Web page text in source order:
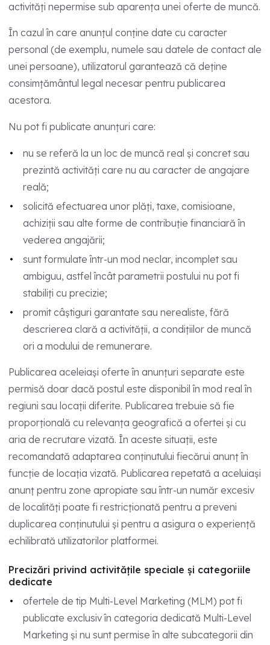
activități nepermise sub aparența unei oferte de muncă.
În cazul în care anunțul conține date cu caracter
personal (de exemplu, numele sau datele de contact ale
unei persoane), utilizatorul garantează că deține
consimțământul legal necesar pentru publicarea
acestora.
Nu pot fi publicate anunțuri care:
nu se referă la un loc de muncă real și concret sau
prezintă activități care nu au caracter de angajare
reală;
solicită efectuarea unor plăți, taxe, comisioane,
achiziții sau alte forme de contribuție financiară în
vederea angajării;
sunt formulate într-un mod neclar, incomplet sau
ambiguu, astfel încât parametrii postului nu pot fi
stabiliți cu precizie;
promit câștiguri garantate sau nerealiste, fără
descrierea clară a activității, a condițiilor de muncă
ori a modului de remunerare.
Publicarea aceleiași oferte în anunțuri separate este
permisă doar dacă postul este disponibil în mod real în
regiuni sau locații diferite. Publicarea trebuie să fie
proporțională cu relevanța geografică a ofertei și cu
aria de recrutare vizată. În aceste situații, este
recomandată adaptarea conținutului fiecărui anunț în
funcție de locația vizată. Publicarea repetată a aceluiași
anunț pentru zone apropiate sau într-un număr excesiv
de localități poate fi restricționată pentru a preveni
duplicarea conținutului și pentru a asigura o experiență
echilibrată utilizatorilor platformei.
Precizări privind activitățile speciale și categoriile
dedicate
ofertele de tip Multi-Level Marketing (MLM) pot fi
publicate exclusiv în categoria dedicată Multi-Level
Marketing și nu sunt permise în alte subcategorii din